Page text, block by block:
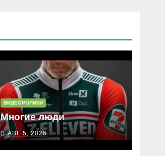
ВИДЕОРОЛИКИ
Многие люди
АВГ 5, 2026